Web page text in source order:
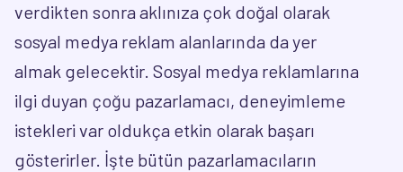
verdikten sonra aklınıza çok doğal olarak
sosyal medya reklam alanlarında da yer
almak gelecektir. Sosyal medya reklamlarına
ilgi duyan çoğu pazarlamacı, deneyimleme
istekleri var oldukça etkin olarak başarı
gösterirler. İşte bütün pazarlamacıların